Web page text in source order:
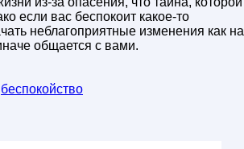
если вас беспокоит какое-то
неблагоприятные изменения как на
общается с вами.
беспокойство